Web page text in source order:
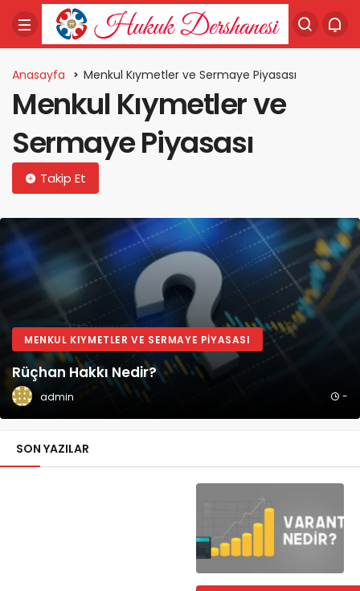
Anasayfa Menkul Kıymetler ve Sermaye Piyasası
Menkul Kıymetler ve
Sermaye Piyasası
Takip Et
MENKUL KIYMETLER VE SERMAYE PIYASASI
Rüçhan Hakkı Nedir?
admin -
SON YAZILAR